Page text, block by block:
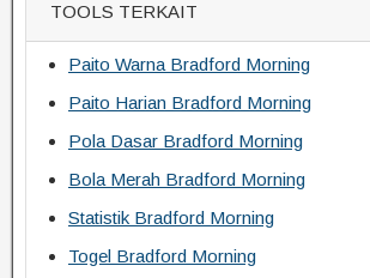
TOOLS TERKAIT
Paito Warna Bradford Morning
Paito Harian Bradford Morning
Pola Dasar Bradford Morning
Bola Merah Bradford Morning
Statistik Bradford Morning
Togel Bradford Morning